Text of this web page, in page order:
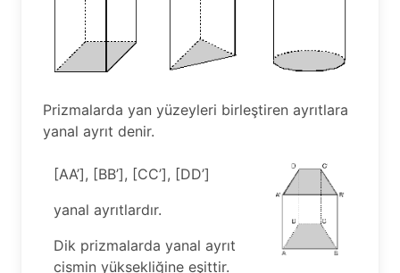
Prizmalarda yan yüzeyleri birleştiren ayrıtlara
yanal ayrıt denir.
[AA’], [BB’], [CC’], [DD’]
yanal ayrıtlardır.
Dik prizmalarda yanal ayrıt
cismin yüksekliğine eşittir.